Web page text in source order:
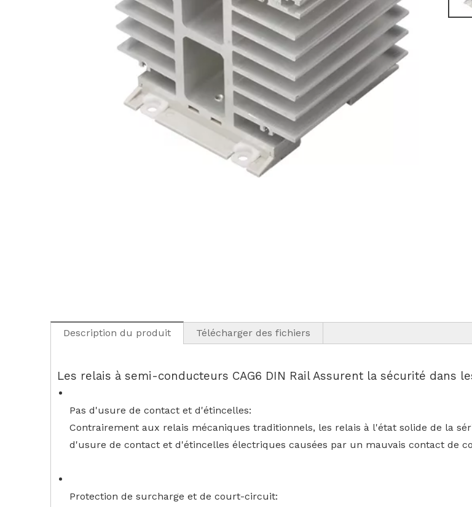
Description du produit Télécharger des fichiers
Les relais à semi-conducteurs CAG6 DIN Rail Assurent la sécurité dans
Pas d'usure de contact et d'étincelles:
Contrairement aux relais mécaniques traditionnels, les relais à l'état solide de la
d'usure de contact et d'étincelles électriques causées par un mauvais contact de
Protection de surcharge et de court-circuit: